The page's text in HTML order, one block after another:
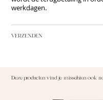
werkdagen.
VERZENDEN
Deze producten vind je misschien ook